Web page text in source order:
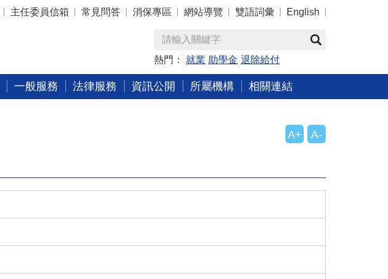
主任委員信箱 常見問答 消保專區 網站導覽 雙語詞彙 English
熱門： 就業 助學金 退除給付
一般服務 法律服務 資訊公開 所屬機構 相關連結
A+ A-